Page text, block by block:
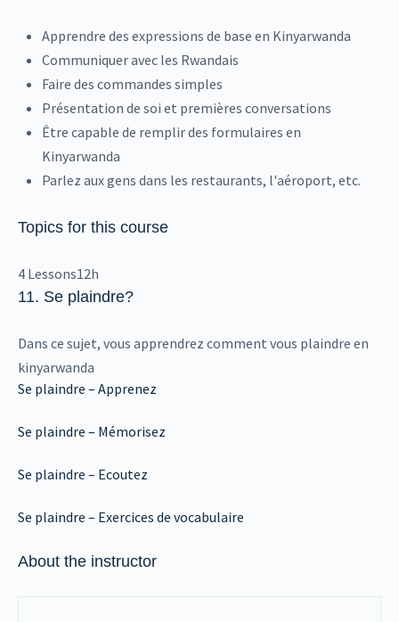
Apprendre des expressions de base en Kinyarwanda
Communiquer avec les Rwandais
Faire des commandes simples
Présentation de soi et premières conversations
Être capable de remplir des formulaires en
Kinyarwanda
Parlez aux gens dans les restaurants, l'aéroport, etc.
Topics for this course
4 Lessons12h
11. Se plaindre?
Dans ce sujet, vous apprendrez comment vous plaindre en
kinyarwanda
Se plaindre – Apprenez
Se plaindre – Mémorisez
Se plaindre – Ecoutez
Se plaindre – Exercices de vocabulaire
About the instructor